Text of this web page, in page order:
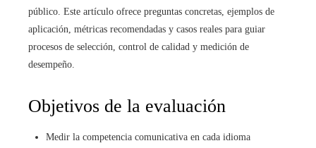
público. Este artículo ofrece preguntas concretas, ejemplos de
aplicación, métricas recomendadas y casos reales para guiar
procesos de selección, control de calidad y medición de
desempeño.
Objetivos de la evaluación
Medir la competencia comunicativa en cada idioma